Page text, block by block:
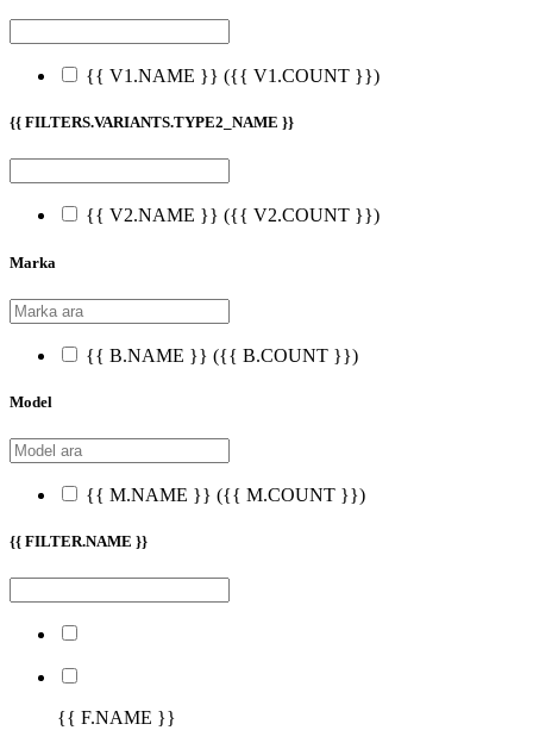
{{ V1.NAME }} ({{ V1.COUNT }})
{{ FILTERS.VARIANTS.TYPE2_NAME }}
{{ V2.NAME }} ({{ V2.COUNT }})
Marka
{{ B.NAME }} ({{ B.COUNT }})
Model
{{ M.NAME }} ({{ M.COUNT }})
{{ FILTER.NAME }}
{{ F.NAME }}